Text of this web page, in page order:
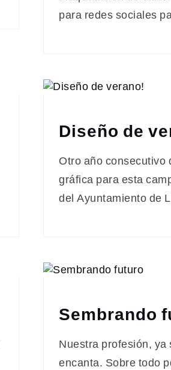
para redes sociales
Diseño de
Otro año consecutivo
gráfica para esta
del Ayuntamiento de
Sembrando
Nuestra profesión, ya
encanta. Sobre todo